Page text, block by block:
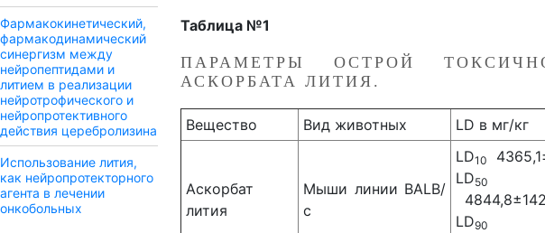
Фармакокинетический,
фармакодинамический
синергизм между
нейропептидами и
литием в реализации
нейротрофического и
нейропротективного
действия церебролизина
Использование лития,
как нейропротекторного
агента в лечении
онкобольных
Таблица №1
ПАРАМЕТРЫ ОСТРОЙ
АСКОРБАТА ЛИТИЯ.
Вещество Вид животных LD в мг/кг
Аскорбат
лития
Мыши линии BALB/
с
LD10
LD50
LD90